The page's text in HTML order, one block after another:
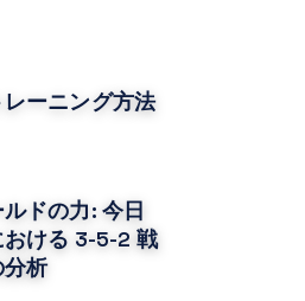
ーニング方法
ドの力: 今日
ける 3-5-2 戦
析